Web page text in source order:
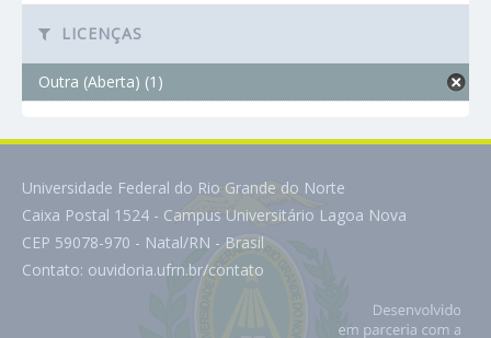
LICENÇAS
Outra (Aberta) (1)
Universidade Federal do Rio Grande do Norte
Caixa Postal 1524 - Campus Universitário Lagoa Nova
CEP 59078-970 - Natal/RN - Brasil
Contato: ouvidoria.ufrn.br/contato